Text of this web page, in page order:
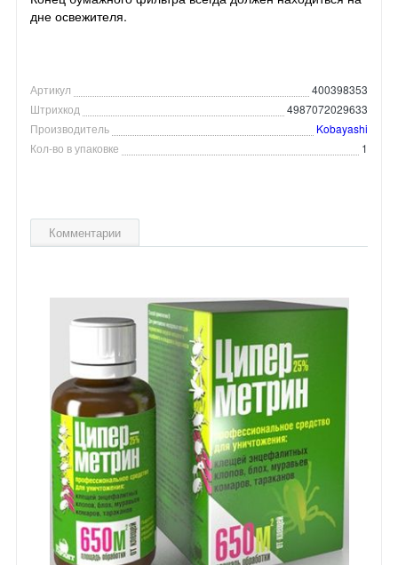
дне освежителя.
Артикул
400398353
Штрихкод
4987072029633
Производитель
Kobayashi
Кол-во в упаковке
1
Комментарии